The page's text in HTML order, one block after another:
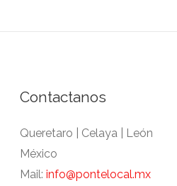
Contactanos
Queretaro | Celaya | León
México
Mail: info@pontelocal.mx